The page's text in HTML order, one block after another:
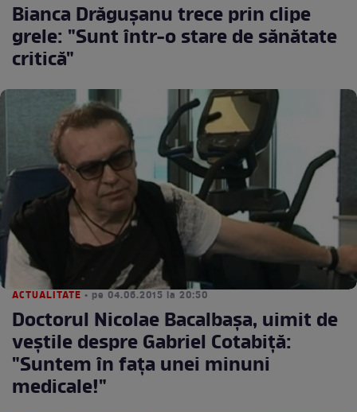
Bianca Drăguşanu trece prin clipe
grele: "Sunt într-o stare de sănătate
critică"
ACTUALITATE • pe 04.06.2015 la 20:50
Doctorul Nicolae Bacalbaşa, uimit de
veştile despre Gabriel Cotabiţă:
"Suntem în faţa unei minuni
medicale!"